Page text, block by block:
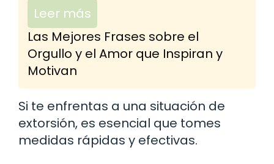
Leer más
Las Mejores Frases sobre el
Orgullo y el Amor que Inspiran y
Motivan
Si te enfrentas a una situación de
extorsión, es esencial que tomes
medidas rápidas y efectivas.